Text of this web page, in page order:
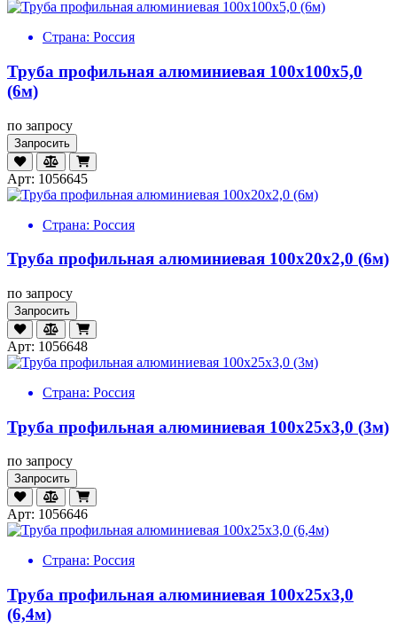
Страна: Россия
Труба профильная алюминиевая 100х100х5,0
(6м)
по запросу
Запросить
Арт: 1056645
Страна: Россия
Труба профильная алюминиевая 100х20х2,0 (6м)
по запросу
Запросить
Арт: 1056648
Страна: Россия
Труба профильная алюминиевая 100х25х3,0 (3м)
по запросу
Запросить
Арт: 1056646
Страна: Россия
Труба профильная алюминиевая 100х25х3,0
(6,4м)